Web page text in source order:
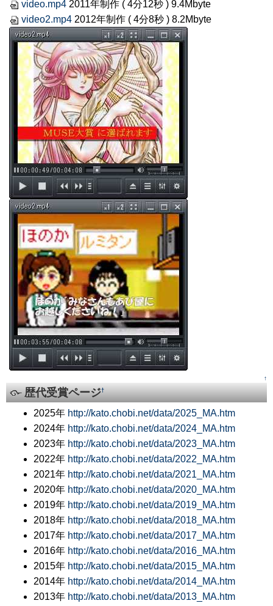
video.mp4 2011年制作 ( 4分12秒 ) 9.4Mbyte
video2.mp4 2012年制作 ( 4分8秒 ) 8.2Mbyte
↑
歴代受賞ページ†
2025年 http://kato.chobi.net/data/2025_MA.htm
2024年 http://kato.chobi.net/data/2024_MA.htm
2023年 http://kato.chobi.net/data/2023_MA.htm
2022年 http://kato.chobi.net/data/2022_MA.htm
2021年 http://kato.chobi.net/data/2021_MA.htm
2020年 http://kato.chobi.net/data/2020_MA.htm
2019年 http://kato.chobi.net/data/2019_MA.htm
2018年 http://kato.chobi.net/data/2018_MA.htm
2017年 http://kato.chobi.net/data/2017_MA.htm
2016年 http://kato.chobi.net/data/2016_MA.htm
2015年 http://kato.chobi.net/data/2015_MA.htm
2014年 http://kato.chobi.net/data/2014_MA.htm
2013年 http://kato.chobi.net/data/2013_MA.htm